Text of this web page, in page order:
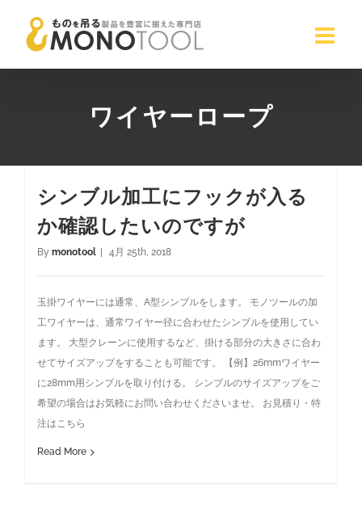
ワイヤーロープ
シンブル加工にフックが入る
か確認したいのですが
By monotool 4月 25th, 2018
玉掛ワイヤーには通常、A型シンブルをします。 モノツールの加
工ワイヤーは、通常ワイヤー径に合わせたシンブルを使用してい
ます。 大型クレーンに使用するなど、掛ける部分の大きさに合わ
せてサイズアップをすることも可能です。 【例】26mmワイヤー
に28mm用シンブルを取り付ける。 シンブルのサイズアップをご
希望の場合はお気軽にお問い合わせくださいませ。 お見積り・特
注はこちら
Read More